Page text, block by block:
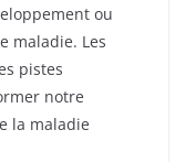
ou
maladie. Les
pistes
notre
la maladie